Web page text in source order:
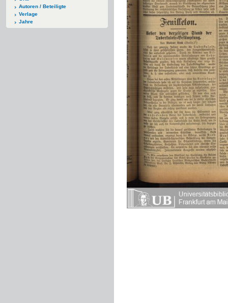
Autoren / Beteiligte
Verlage
Jahre